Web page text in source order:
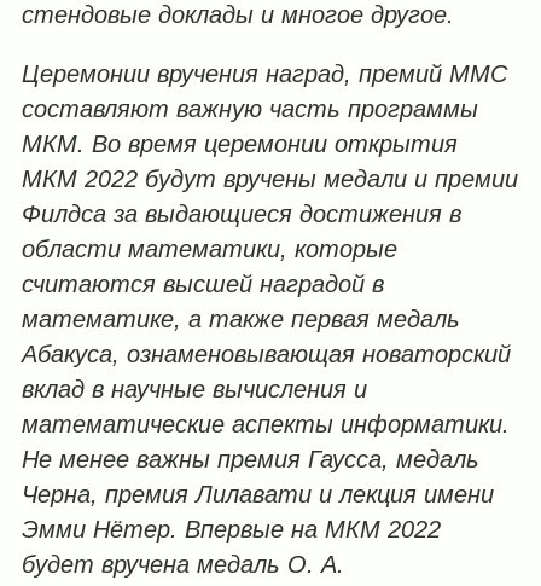
стендовые доклады и многое другое.
Церемонии вручения наград, премий ММС
составляют важную часть программы
МКМ. Во время церемонии открытия
МКМ 2022 будут вручены медали и премии
Филдса за выдающиеся достижения в
области математики, которые
считаются высшей наградой в
математике, а также первая медаль
Абакуса, ознаменовывающая новаторский
вклад в научные вычисления и
математические аспекты информатики.
Не менее важны премия Гаусса, медаль
Черна, премия Лилавати и лекция имени
Эмми Нётер. Впервые на МКМ 2022
будет вручена медаль О. А.